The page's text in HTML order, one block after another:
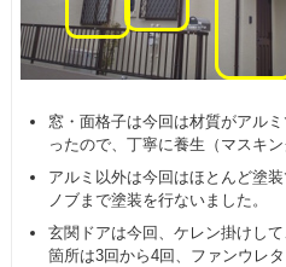
窓・面格子は今回は材質がアル
ったので、丁寧に養生（マスキン
アルミ以外は今回はほとんど塗
ノブまで塗装を行ないました。
玄関ドアは今回、ケレン掛けし
箇所は3回から4回、ファンウレ